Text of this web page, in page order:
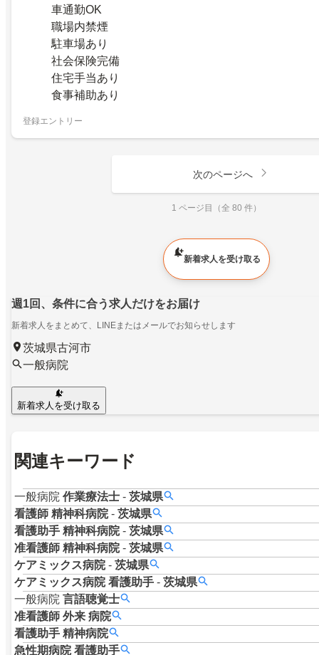
車通勤OK
職場内禁煙
駐車場あり
社会保険完備
住宅手当あり
食事補助あり
登録エントリー
次のページへ
1 ページ目（全 80 件）
新着求人を受け取る
週1回、条件に合う求人だけをお届け
新着求人をまとめて、LINEまたはメールでお知らせします
茨城県古河市
一般病院
新着求人を受け取る
関連キーワード
一般病院 作業療法士 - 茨城県
看護師 精神科病院 - 茨城県
看護助手 精神科病院 - 茨城県
准看護師 精神科病院 - 茨城県
ケアミックス病院 - 茨城県
ケアミックス病院 看護助手 - 茨城県
一般病院 言語聴覚士
准看護師 外来 病院
看護助手 精神病院
急性期病院 看護助手